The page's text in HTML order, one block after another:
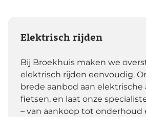
Elektrisch rijden
Bij Broekhuis maken we
elektrisch rijden eenvoudig.
brede aanbod aan elektrische
fietsen, en laat onze
– van aankoop tot onderhoud